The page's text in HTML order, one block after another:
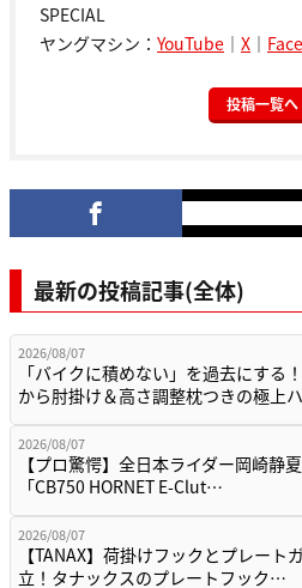
SPECIAL
ヤングマシン： YouTube ｜ X ｜
投稿一覧へ
最新の投稿記事(全体)
2026/08/07
「バイクに積めない」を過去にする
から肘掛け＆高さ調整枕つきの極上
2026/08/07
【プロ驚愕】全日本ライダー岡崎静
「CB750 HORNET E-Clut…
2026/08/07
【TANAX】荷掛けフックとプレート
立！タナックスのプレートフック…